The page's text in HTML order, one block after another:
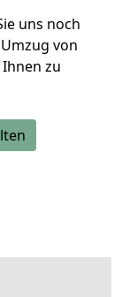
uns noch
von
zu